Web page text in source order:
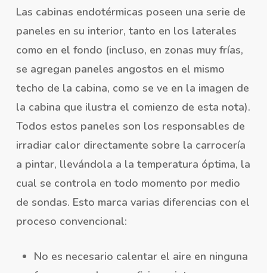
Las cabinas endotérmicas poseen una serie de
paneles en su interior, tanto en los laterales
como en el fondo (incluso, en zonas muy frías,
se agregan paneles angostos en el mismo
techo de la cabina, como se ve en la imagen de
la cabina que ilustra el comienzo de esta nota).
Todos estos paneles son los responsables de
irradiar calor directamente sobre la carrocería
a pintar, llevándola a la temperatura óptima, la
cual se controla en todo momento por medio
de sondas. Esto marca varias diferencias con el
proceso convencional:
No es necesario calentar el aire en ninguna